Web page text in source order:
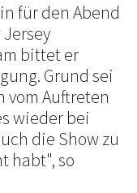
für den Abend
bittet er
Grund sei
vom Auftreten
wieder bei
die Show zu
habt", so